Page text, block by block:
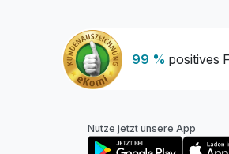
99 % positives
Nutze jetzt unsere App